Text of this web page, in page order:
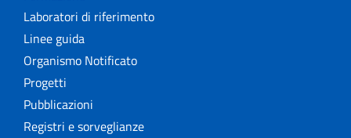
Laboratori di riferimento
Linee guida
Organismo Notificato
Progetti
Pubblicazioni
Registri e sorveglianze